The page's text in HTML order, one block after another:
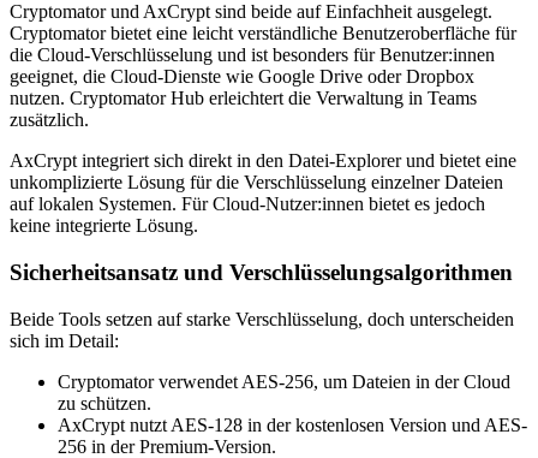
Cryptomator und AxCrypt sind beide auf Einfachheit ausgelegt.
Cryptomator bietet eine leicht verständliche Benutzeroberfläche für
die Cloud-Verschlüsselung und ist besonders für Benutzer:innen
geeignet, die Cloud-Dienste wie Google Drive oder Dropbox
nutzen. Cryptomator Hub erleichtert die Verwaltung in Teams
zusätzlich.
AxCrypt integriert sich direkt in den Datei-Explorer und bietet eine
unkomplizierte Lösung für die Verschlüsselung einzelner Dateien
auf lokalen Systemen. Für Cloud-Nutzer:innen bietet es jedoch
keine integrierte Lösung.
Sicherheitsansatz und Verschlüsselungsalgorithmen
Beide Tools setzen auf starke Verschlüsselung, doch unterscheiden
sich im Detail:
Cryptomator verwendet AES-256, um Dateien in der Cloud
zu schützen.
AxCrypt nutzt AES-128 in der kostenlosen Version und AES-
256 in der Premium-Version.